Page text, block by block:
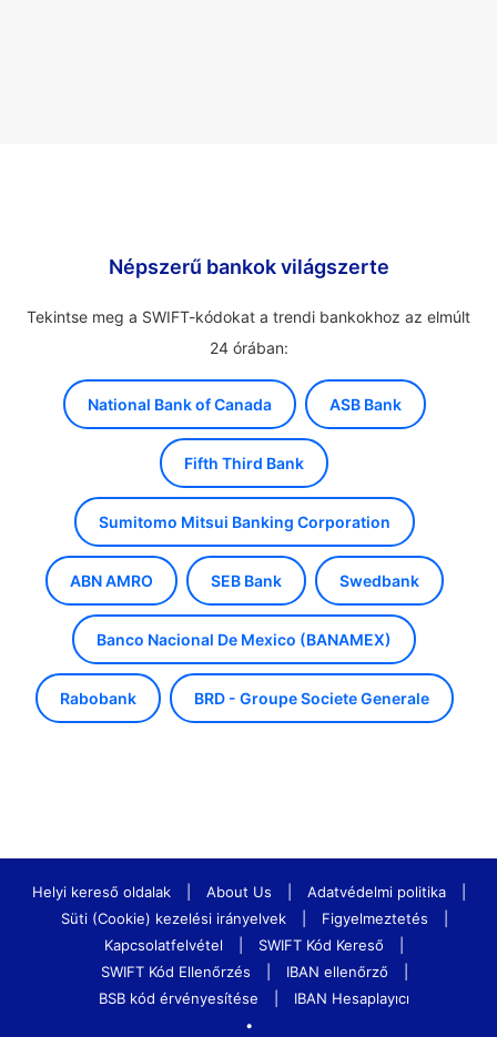
Népszerű bankok világszerte
Tekintse meg a SWIFT-kódokat a trendi bankokhoz az elmúlt
24 órában:
National Bank of Canada ASB Bank
Fifth Third Bank
Sumitomo Mitsui Banking Corporation
ABN AMRO SEB Bank Swedbank
Banco Nacional De Mexico (BANAMEX)
Rabobank BRD - Groupe Societe Generale
Helyi kereső oldalak About Us Adatvédelmi politika
Süti (Cookie) kezelési irányelvek
Figyelmeztetés
Kapcsolatfelvétel
SWIFT Kód Kereső
SWIFT Kód Ellenőrzés
IBAN ellenőrző
BSB kód érvényesítése
IBAN Hesaplayıcı
•